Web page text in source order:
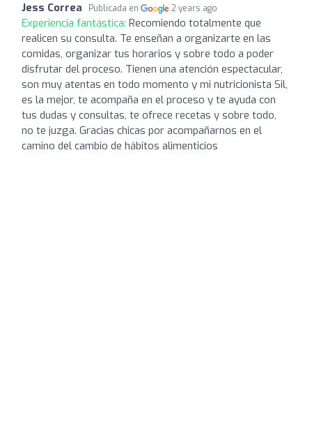
Jess Correa Publicada en 2 years ago
Experiencia fantástica: Recomiendo totalmente que
realicen su consulta. Te enseñan a organizarte en las
comidas, organizar tus horarios y sobre todo a poder
disfrutar del proceso. Tienen una atención espectacular,
son muy atentas en todo momento y mi nutricionista Sil,
es la mejor, te acompaña en el proceso y te ayuda con
tus dudas y consultas, te ofrece recetas y sobre todo,
no te juzga. Gracias chicas por acompañarnos en el
camino del cambio de hábitos alimenticios